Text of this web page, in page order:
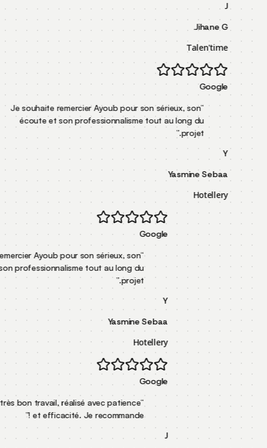
Je souhaite remercier Ayoub pour son sérieux,
écoute et son professionnalisme tout au
Google
“
Je souhaite remercier Ayoub pour son sérieux, son
écoute et son professionnalisme tout au long du
projet.
Y
Yasmine Sebaa
Hotellery
Excellent suivi, très bon travail, réalisé avec patience
et efficacité. Je recommande !
”